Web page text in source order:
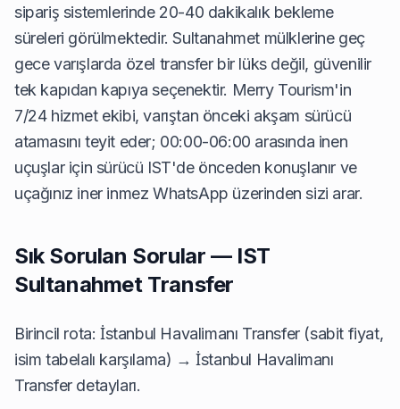
sipariş sistemlerinde 20-40 dakikalık bekleme
süreleri görülmektedir. Sultanahmet mülklerine geç
gece varışlarda özel transfer bir lüks değil, güvenilir
tek kapıdan kapıya seçenektir. Merry Tourism'in
7/24 hizmet ekibi, varıştan önceki akşam sürücü
atamasını teyit eder; 00:00-06:00 arasında inen
uçuşlar için sürücü IST'de önceden konuşlanır ve
uçağınız iner inmez WhatsApp üzerinden sizi arar.
Sık Sorulan Sorular — IST
Sultanahmet Transfer
Birincil rota: İstanbul Havalimanı Transfer (sabit fiyat,
isim tabelalı karşılama) →İstanbul Havalimanı
Transfer detayları.